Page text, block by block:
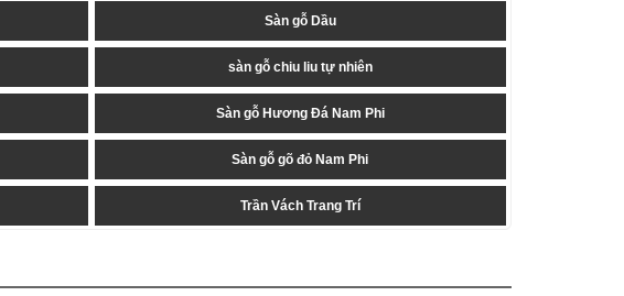
Sàn gỗ Dầu
sàn gỗ chiu liu tự nhiên
Sàn gỗ Hương Đá Nam Phi
Sàn gỗ gõ đỏ Nam Phi
Trần Vách Trang Trí